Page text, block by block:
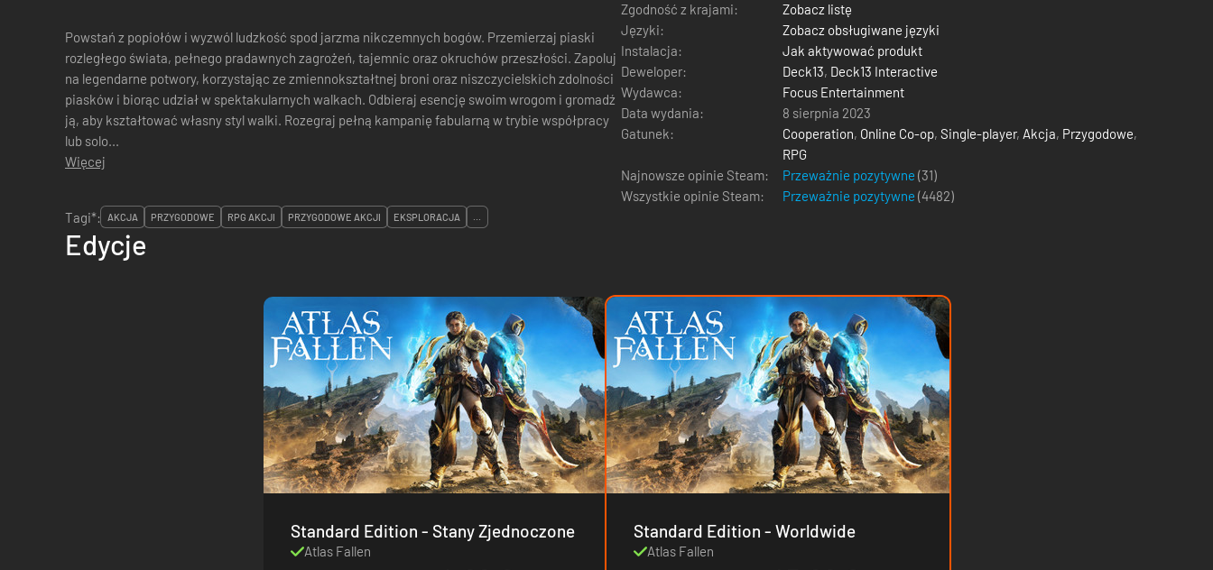
Powstań z popiołów i wyzwól ludzkość spod jarzma nikczemnych bogów. Przemierzaj piaski
rozległego świata, pełnego pradawnych zagrożeń, tajemnic oraz okruchów przeszłości. Zapoluj
na legendarne potwory, korzystając ze zmiennokształtnej broni oraz niszczycielskich zdolności
piasków i biorąc udział w spektakularnych walkach. Odbieraj esencję swoim wrogom i gromadź
ją, aby kształtować własny styl walki. Rozegraj pełną kampanię fabularną w trybie współpracy
lub solo...
Więcej
Zgodność z krajami:
Zobacz listę
Języki:
Zobacz obsługiwane języki
Instalacja:
Jak aktywować produkt
Deweloper:
Deck13, Deck13 Interactive
Wydawca:
Focus Entertainment
Data wydania:
8 sierpnia 2023
Gatunek:
Cooperation, Online Co-op, Single-player, Akcja, Przygodowe,
RPG
Najnowsze opinie Steam:
Przeważnie pozytywne (31)
Wszystkie opinie Steam:
Przeważnie pozytywne (4482)
Tagi*:
AKCJA PRZYGODOWE RPG AKCJI PRZYGODOWE AKCJI EKSPLORACJA ...
Edycje
Standard Edition - Stany Zjednoczone
Atlas Fallen
Standard Edition - Worldwide
Atlas Fallen